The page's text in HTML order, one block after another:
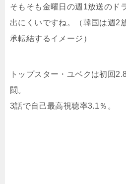
そもそも金曜日の週1放送のド
出にくいですね。（韓国は週2
承転結するイメージ）
トップスター・ユベクは初回
闘。
3話で自己最高視聴率3.1％。